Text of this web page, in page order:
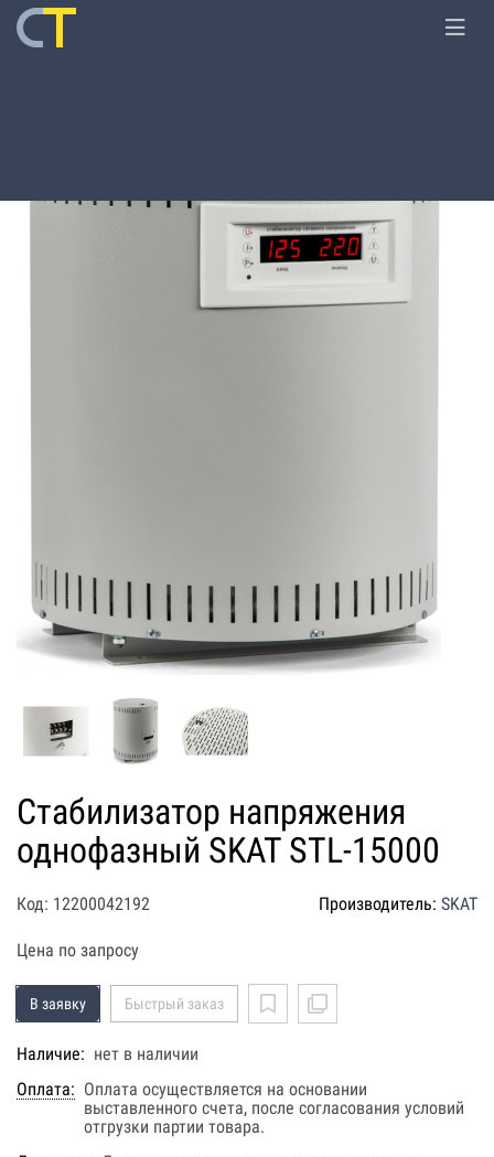
Стабилизатор напряжения
однофазный SKAT STL-15000
Код: 12200042192 Производитель: SKAT
Цена по запросу
В заявку Быстрый заказ
Наличие: нет в наличии
Оплата: Оплата осуществляется на основании
выставленного счета, после согласования условий
отгрузки партии товара.